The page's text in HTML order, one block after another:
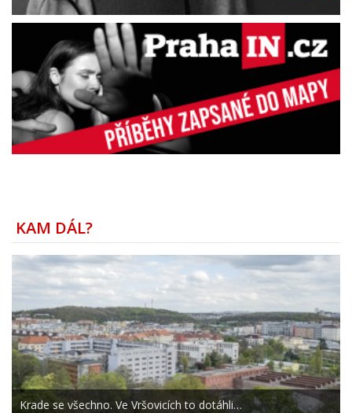
KAM DÁL?
Krade se všechno. Ve Vršovicích to dotáhli…